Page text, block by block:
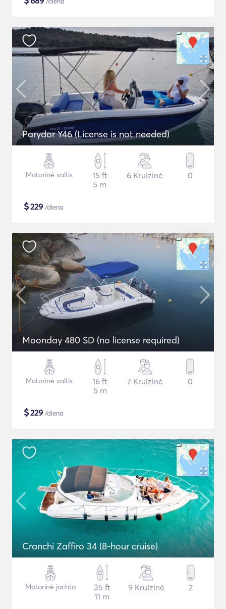
Parydor Y46 (License is not needed)
Motorinė valtis
15 ft
5 m
6 Kruizinė 0
$229 /diena
Moonday 480 SD (no license required)
Motorinė valtis
16 ft
5 m
7 Kruizinė 0
$229 /diena
Cranchi Zaffiro 34 (8-hour cruise)
Motorinė jachta
35 ft
11 m
9 Kruizinė 2